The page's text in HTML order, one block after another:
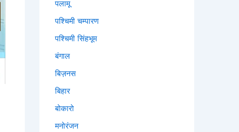
पलामू
पश्चिमी चम्पारण
पश्चिमी सिंहभूम
बंगाल
बिज़नस
बिहार
बोकारो
मनोरंजन